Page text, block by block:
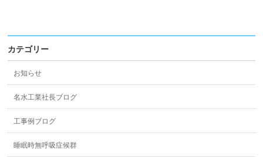
カテゴリー
お知らせ
名水工業社長ブログ
工事例ブログ
睡眠時無呼吸症候群